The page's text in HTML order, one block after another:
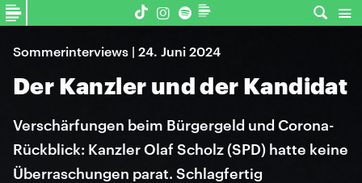
Sommerinterviews | 24. Juni 2024
Der Kanzler und der Kandidat
Verschärfungen beim Bürgergeld und Corona-
Rückblick: Kanzler Olaf Scholz (SPD) hatte keine
Überraschungen parat. Schlagfertig